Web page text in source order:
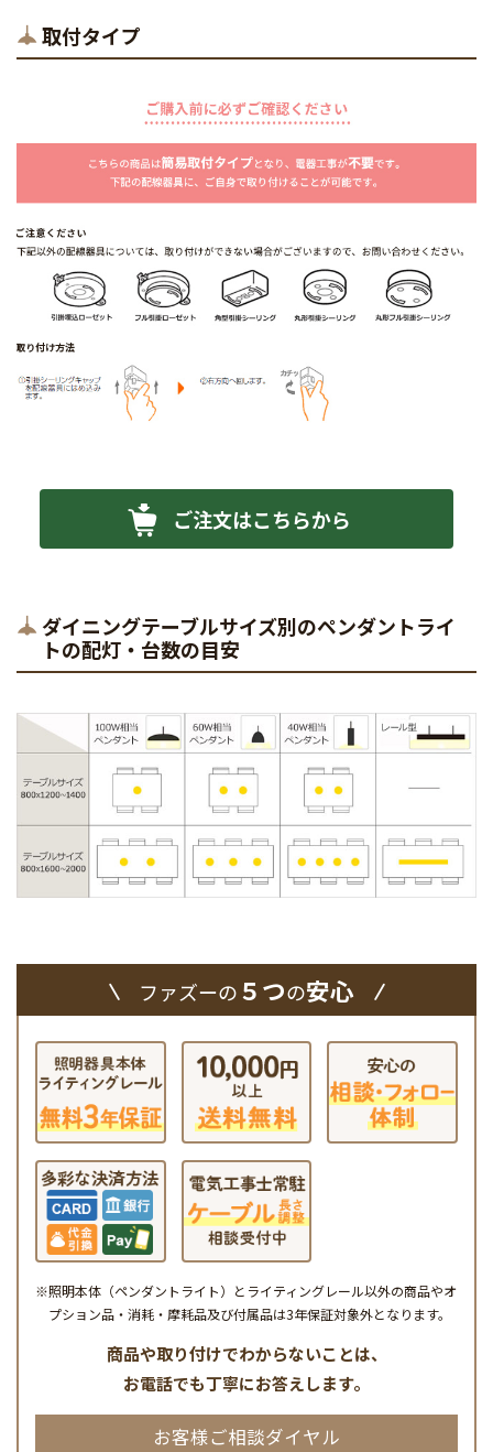
取付タイプ
ご注文はこちらから
ダイニングテーブルサイズ別のペンダントライ
トの配灯・台数の目安
ファズーの５つの安心
※照明本体（ペンダントライト）とライティングレール以外の商品やオ
プション品・消耗・摩耗品及び付属品は3年保証対象外となります。
商品や取り付けでわからないことは、
お電話でも丁寧にお答えします。
お客様ご相談ダイヤル